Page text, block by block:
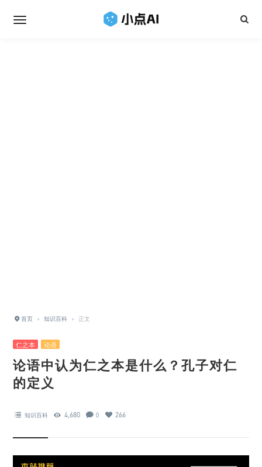
首页 › 知识百科 › 正文
仁之本 论语
论语中认为仁之本是什么？孔子对仁
的定义
知识百科 4,680 0 266